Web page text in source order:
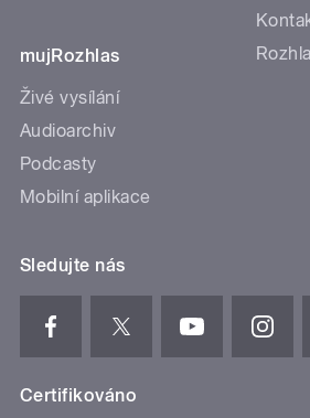
mujRozhlas
Živé vysílání
Audioarchiv
Podcasty
Mobilní aplikace
Sledujte nás
Certifikováno